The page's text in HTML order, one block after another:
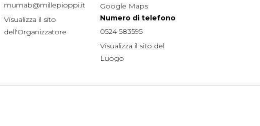
mumab@millepioppi.it
Visualizza il sito
dell'Organizzatore
Google Maps
Numero di telefono
0524 583595
Visualizza il sito del
Luogo